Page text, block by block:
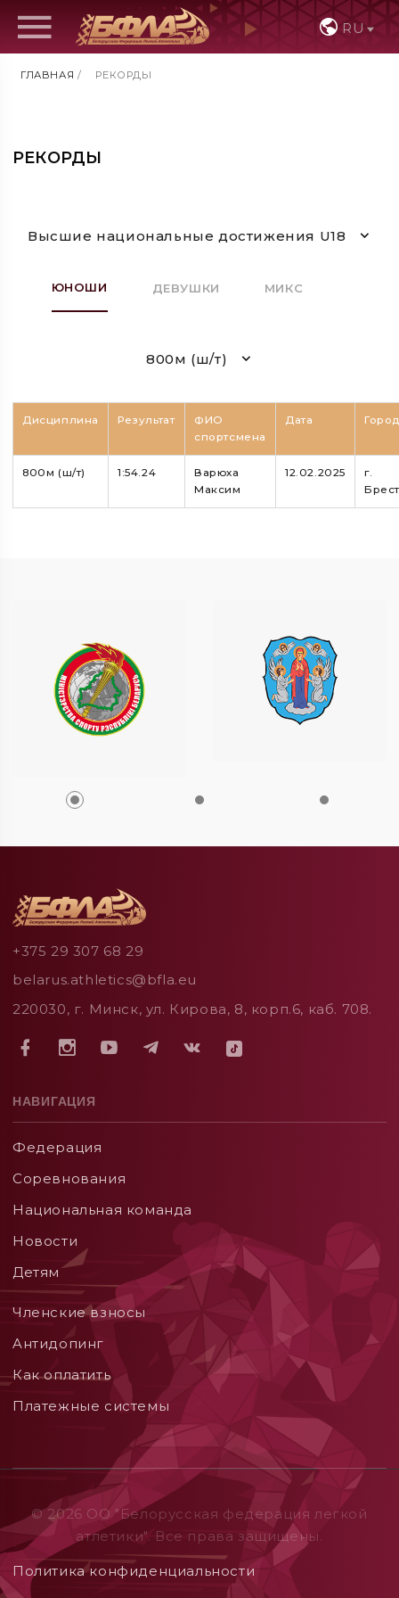
RU
ГЛАВНАЯ / РЕКОРДЫ
РЕКОРДЫ
Высшие национальные достижения U18
ЮНОШИ ДЕВУШКИ МИКС
800м (ш/т)
Дисциплина Результат
ФИО
спортсмена
Дата
800м (ш/т) 1:54.24
Варюха
Максим
12.02.2025
г.
+375 29 307 68 29
belarus.athletics@bfla.eu
220030, г. Минск, ул. Кирова, 8, корп.6, каб. 708.
НАВИГАЦИЯ
Федерация
Соревнования
Национальная команда
Новости
Детям
Членские взносы
Aнтидопинг
Как оплатить
Платежные системы
© 2026 ОO "Белорусская федерация легкой
атлетики". Все права защищены.
Политика конфиденциальности